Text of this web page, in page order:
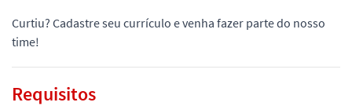
Curtiu? Cadastre seu currículo e venha fazer parte do nosso
time!
Requisitos